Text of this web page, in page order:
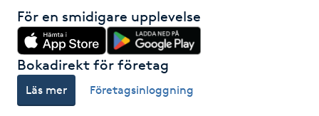
Herrklippning
HIFU
Hollywood Peel
För en smidigare upplevelse
Bokadirekt för företag
Läs mer Företagsinloggning